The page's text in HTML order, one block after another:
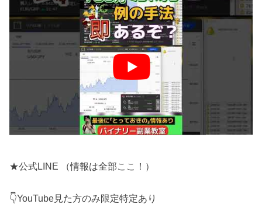
「theoption」 私が使ってるバイナリーサイトPR
安心のビットウォレット対応で銀行振込・クレカもok
👇ここから7000円キャッシュバックあり
https://go.theoption.com/visit/?
bta=35947&brand=theoption
━━━━━━━━━━━━━━━━━━━━━
★公式LINE （情報は全部ここ！）
👇YouTube見た方のみ限定特定あり